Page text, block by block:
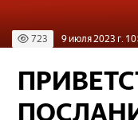
723 9 июля 2023 г.